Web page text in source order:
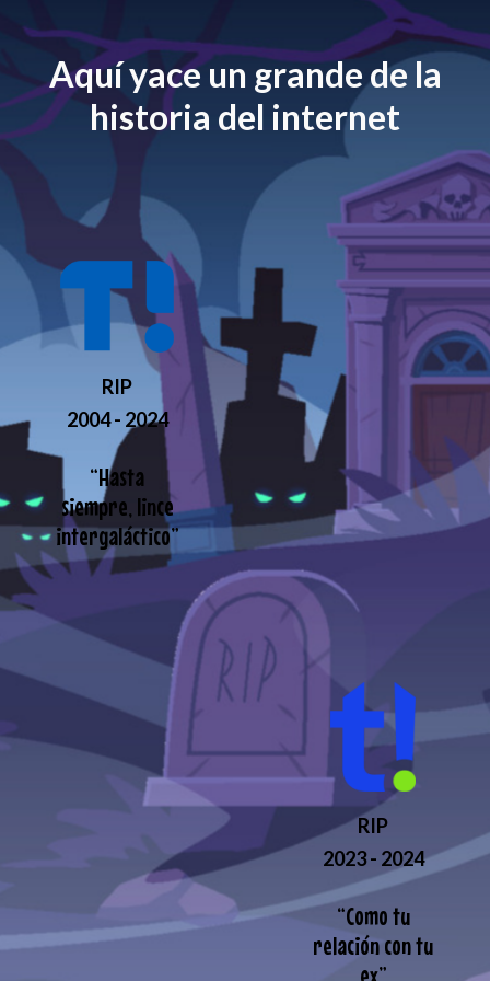
Aquí yace un grande de la
historia del internet
RIP
2004 - 2024
“Hasta
siempre, lince
intergaláctico”
RIP
2023 - 2024
“Como tu
relación con tu
ex”